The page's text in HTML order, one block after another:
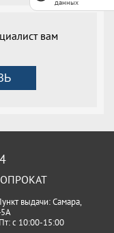
вам
выдачи: Самара,
с 10:00-15:00
данных